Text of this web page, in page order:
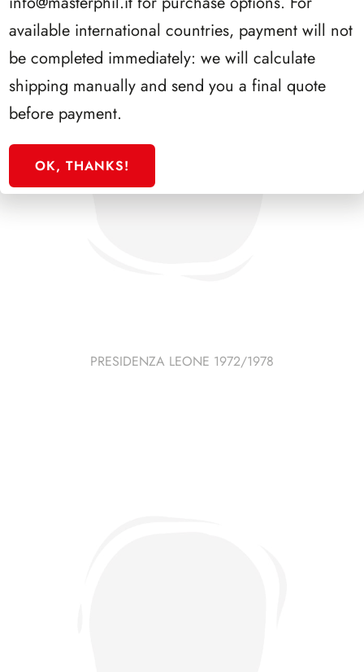
PRESIDENZA LEONE 1972/1978
available international countries, payment will not
be completed immediately: we will calculate
shipping manually and send you a final quote
before payment.
OK, THANKS!